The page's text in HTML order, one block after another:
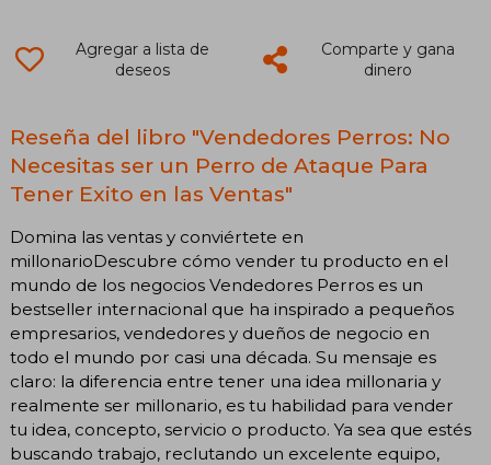
Agregar a lista de
deseos
Comparte y gana
dinero
Reseña del libro "Vendedores Perros: No
Necesitas ser un Perro de Ataque Para
Tener Exito en las Ventas"
Domina las ventas y conviértete en
millonarioDescubre cómo vender tu producto en el
mundo de los negocios Vendedores Perros es un
bestseller internacional que ha inspirado a pequeños
empresarios, vendedores y dueños de negocio en
todo el mundo por casi una década. Su mensaje es
claro: la diferencia entre tener una idea millonaria y
realmente ser millonario, es tu habilidad para vender
tu idea, concepto, servicio o producto. Ya sea que estés
buscando trabajo, reclutando un excelente equipo,